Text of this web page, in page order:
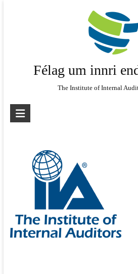
Félag um innri
The Institute of Internal